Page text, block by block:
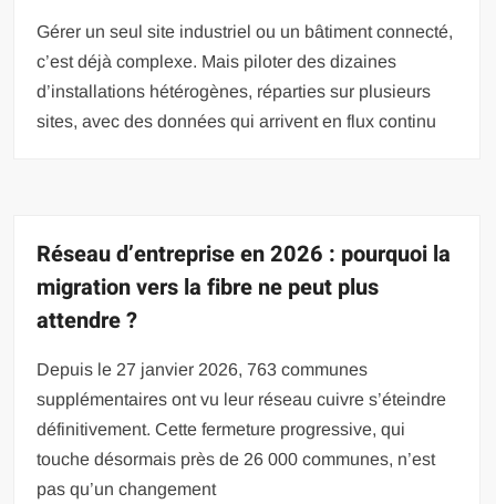
Gérer un seul site industriel ou un bâtiment connecté,
c’est déjà complexe. Mais piloter des dizaines
d’installations hétérogènes, réparties sur plusieurs
sites, avec des données qui arrivent en flux continu
Réseau d’entreprise en 2026 : pourquoi la
migration vers la fibre ne peut plus
attendre ?
Depuis le 27 janvier 2026, 763 communes
supplémentaires ont vu leur réseau cuivre s’éteindre
définitivement. Cette fermeture progressive, qui
touche désormais près de 26 000 communes, n’est
pas qu’un changement